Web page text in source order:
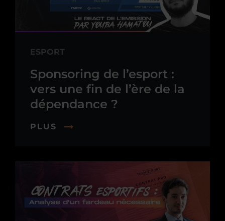
ESPORT
Sponsoring de l’esport :
vers une fin de l’ère de la
dépendance ?
PLUS